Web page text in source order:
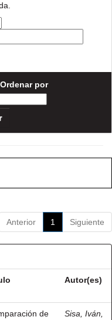
Ordenar por
Anterior 1 Siguiente
Autor(es)
de
Sisa, Iván,